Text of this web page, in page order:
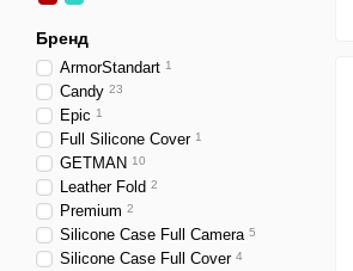
Бренд
ArmorStandart 1
Candy 23
Epic 1
Full Silicone Cover 1
GETMAN 10
Leather Fold 2
Premium 2
Silicone Case Full Camera 5
Silicone Case Full Cover 4